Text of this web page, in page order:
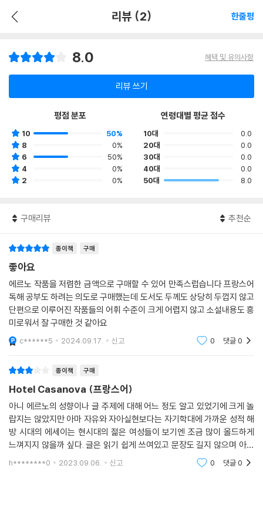
리뷰 (2) 한줄평
8.0 혜택 및 유의사항
리뷰 쓰기
평점 분포
10
50%
8
0%
6
50%
4
0%
2
0%
연령대별 평균 점수
10대
0.0
20대
0.0
30대
0.0
40대
0.0
50대
8.0
구매리뷰 추천순
종이책 구매
좋아요
에르노 작품을 저렴한 금액으로 구매할 수 있어 만족스럽습니다 프랑스어
독해 공부도 하려는 의도로 구매했는데 도서도 두께도 상당히 두껍지 않고
단편으로 이루어진 작품들의 어휘 수준이 크게 어렵지 않고 소설내용도 흥
미로워서 잘 구매한 것 같아요
c******5 2024.09.17. 신고 0 댓글0
종이책 구매
Hotel Casanova (프랑스어)
아니 에르노의 성향이나 글 주제에 대해 어느 정도 알고 있었기에 크게 놀
랍지는 않았지만 아마 자유와 자아실현보다는 자기학대에 가까운 성적 해
방 시대의 에세이는 현시대의 젊은 여성들이 보기엔 조금 많이 올드하게
느껴지지 않을까 싶다. 글은 읽기 쉽게 쓰여있고 문장도 길지 않으며 아주
짧은 단편들이 모여있어서 프랑스어 원서에 도전하려는 사람들에게 크게
h********0 2023.09.06. 신고 0 댓글0